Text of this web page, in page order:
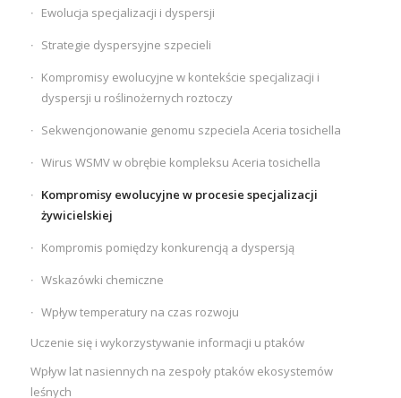
Ewolucja specjalizacji i dyspersji
Strategie dyspersyjne szpecieli
Kompromisy ewolucyjne w kontekście specjalizacji i
dyspersji u roślinożernych roztoczy
Sekwencjonowanie genomu szpeciela Aceria tosichella
Wirus WSMV w obrębie kompleksu Aceria tosichella
Kompromisy ewolucyjne w procesie specjalizacji
żywicielskiej
Kompromis pomiędzy konkurencją a dyspersją
Wskazówki chemiczne
Wpływ temperatury na czas rozwoju
Uczenie się i wykorzystywanie informacji u ptaków
Wpływ lat nasiennych na zespoły ptaków ekosystemów
leśnych